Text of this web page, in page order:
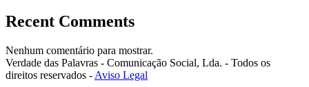
Recent Comments
Nenhum comentário para mostrar.
Verdade das Palavras - Comunicação Social, Lda. - Todos os
direitos reservados - Aviso Legal